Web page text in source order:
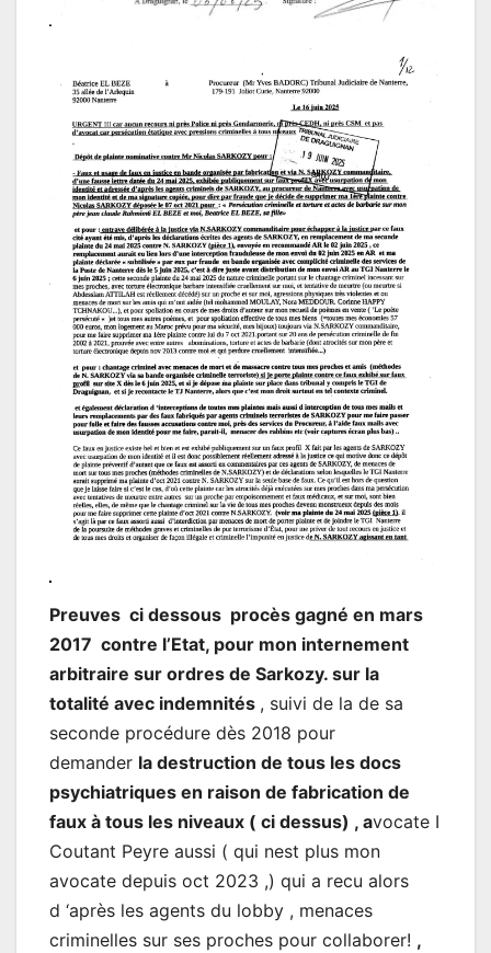
Preuves ci dessous procès gagné en mars
2017 contre l’Etat, pour mon internement
arbitraire sur ordres de Sarkozy. sur la
totalité avec indemnités , suivi de la de sa
seconde procédure dès 2018 pour
demander la destruction de tous les docs
psychiatriques en raison de fabrication de
faux à tous les niveaux ( ci dessus) , avocate I
Coutant Peyre aussi ( qui nest plus mon
avocate depuis oct 2023 ,) qui a recu alors
d ‘après les agents du lobby , menaces
criminelles sur ses proches pour collaborer! ,